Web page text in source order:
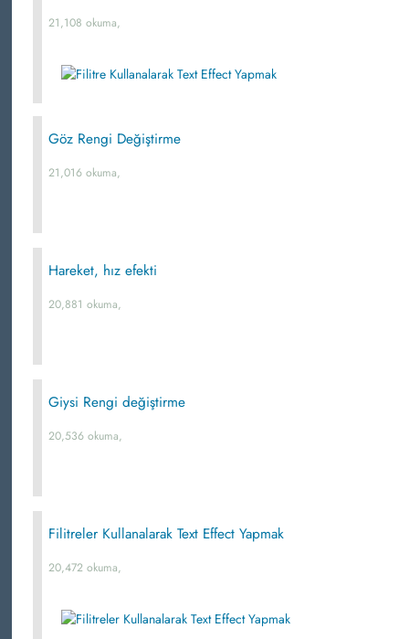
21,108 okuma,
Göz Rengi Değiştirme
21,016 okuma,
Hareket, hız efekti
20,881 okuma,
Giysi Rengi değiştirme
20,536 okuma,
Filitreler Kullanalarak Text Effect Yapmak
20,472 okuma,